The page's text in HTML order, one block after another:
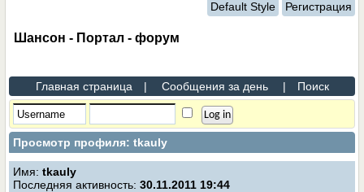
Default Style Регистрация
Шансон - Портал - форум
Главная страница | Сообщения за день | Поиск
Просмотр профиля: tkauly
Имя:tkauly
Последняя активность: 30.11.2011 19:44